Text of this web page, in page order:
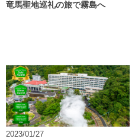
竜馬聖地巡礼の旅で霧島へ
2023/01/27